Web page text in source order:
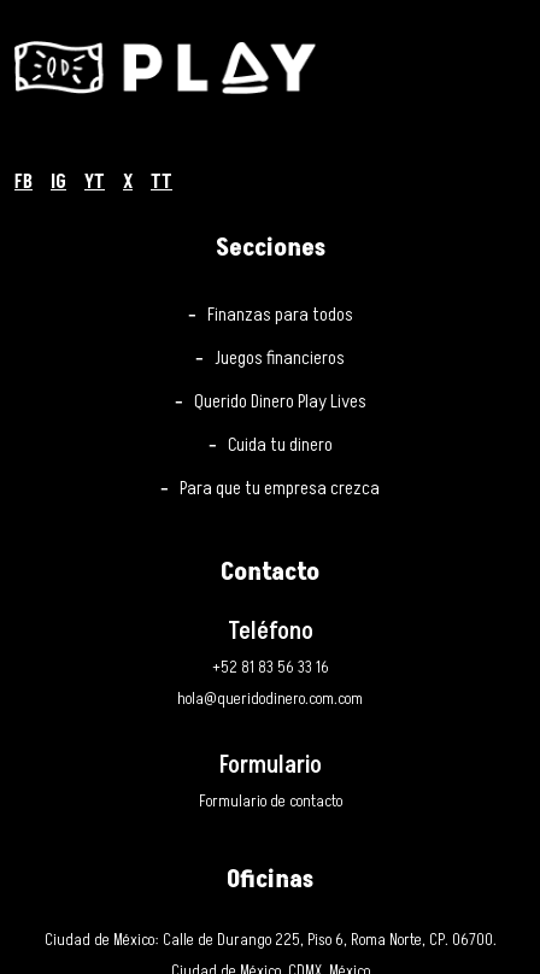
FB IG YT X TT
Secciones
Finanzas para todos
Juegos financieros
Querido Dinero Play Lives
Cuida tu dinero
Para que tu empresa crezca
Contacto
Teléfono
+52 81 83 56 33 16
hola@queridodinero.com.com
Formulario
Formulario de contacto
Oficinas
Ciudad de México: Calle de Durango 225, Piso 6, Roma Norte, CP. 06700.